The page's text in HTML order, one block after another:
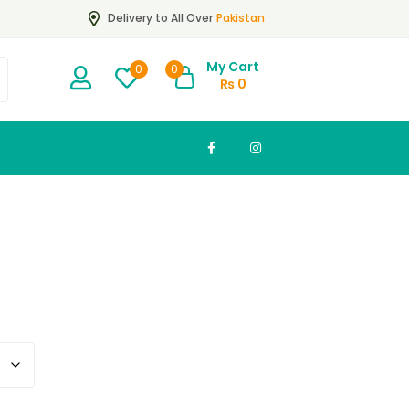
Delivery to All Over Pakistan
0 0
My Cart
₨0